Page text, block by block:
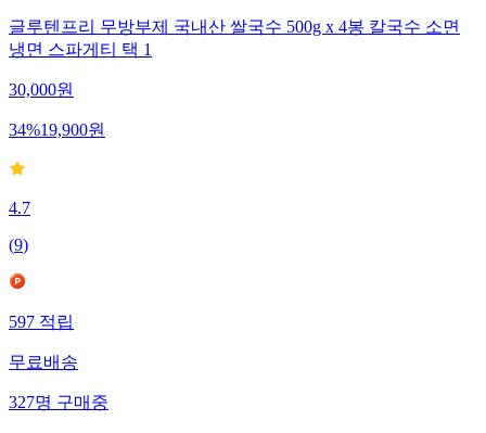
글루텐프리 무방부제 국내산 쌀국수 500g x 4봉 칼국수 소면
냉면 스파게티 택 1
30,000원
34%19,900원
4.7
(9)
597적립
무료배송
327명구매중